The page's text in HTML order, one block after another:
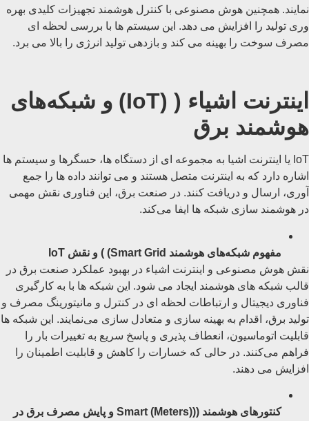
نمایند. همچنین هوش مصنوعی با کنترل هوشمند تجهیزات کلیدی بهره
وری تولید را افزایش می دهد. این سیستم ها با بررسی لحظه ای
مصرف سوخت را بهینه می کند و بازدهی تولید انرژی را بالا می برد.
اینترنت اشیاء ( (IoT) و شبکه‌های
هوشمند برق
IoT یا اینترنت اشیا به مجموعه ‌ای از دستگاه‌ ها، حسگرها و سیستم‌ ها
اشاره دارد که به اینترنت متصل هستند و می ‌توانند داده ‌ها را جمع
‌آوری، ارسال و دریافت کنند. در صنعت برق، این فناوری نقش مهمی
در هوشمند سازی شبکه‌ ها ایفا می‌کند.
مفهوم شبکه‌های هوشمند Smart Grid) ) و نقش IoT
نقش هوش مصنوعی و اینترنت اشیاء در بهبود عملکرد صنعت برق در
قالب شبکه‌ های هوشمند ایجاد می شود. این شبکه ها با به کارگیری
فناوری دیجیتال و ارتباطات لحظه ای در کنترل و مانیتورینگ مصرف و
تولید برق، اقدام به بهینه ‌سازی و متعادل ‌سازی می‌نمایند. این شبکه ‌ها
قابلیت اتوماسیون، انعطاف ‌پذیری و پاسخ سریع به تغییرات بار را
فراهم می‌کنند. در حالی که خسارات را کاهش و قابلیت اطمینان را
افزایش می ‌دهند.
کنتورهای هوشمند ((Smart (Meters) و پایش مصرف برق در